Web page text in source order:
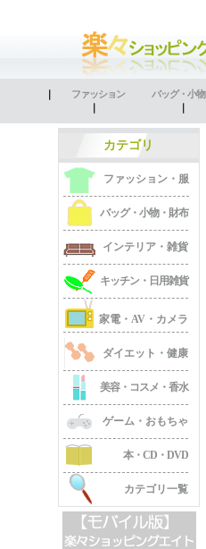
｜ ファッション
｜
バッグ・小物
｜
カテゴリ
ファッション・服
バッグ・小物・財布
インテリア・雑貨
キッチン・日用雑貨
家電・AV・カメラ
ダイエット・健康
美容・コスメ・香水
ゲーム・おもちゃ
本・CD・DVD
カテゴリ一覧